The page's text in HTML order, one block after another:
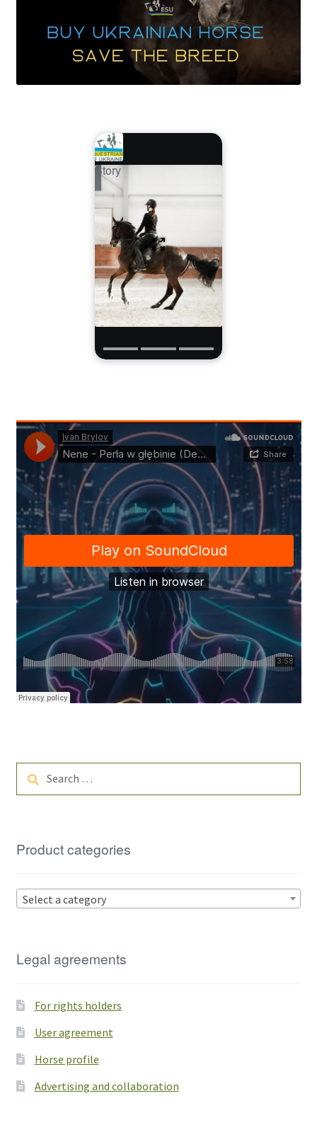
Story
for:
Product categories
Select a category
Legal agreements
For rights holders
User agreement
Horse profile
Advertising and collaboration